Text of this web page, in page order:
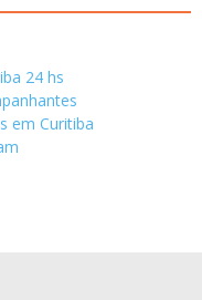
24 hs
em Curitiba